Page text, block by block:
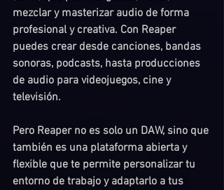
mezclar y masterizar audio de forma
profesional y creativa. Con Reaper
puedes crear desde canciones, bandas
sonoras, podcasts, hasta producciones
de audio para videojuegos, cine y
televisión.
Pero Reaper no es solo un DAW, sino que
también es una plataforma abierta y
flexible que te permite personalizar tu
entorno de trabajo y adaptarlo a tus